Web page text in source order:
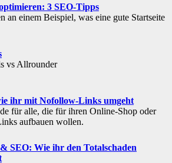
3 SEO-Tipps
an einem Beispiel, was eine gute Startseite
vs Allrounder
ihr mit Nofollow-Links umgeht
für alle, die für ihren Online-Shop oder
aufbauen wollen.
SEO: Wie ihr den Totalschaden